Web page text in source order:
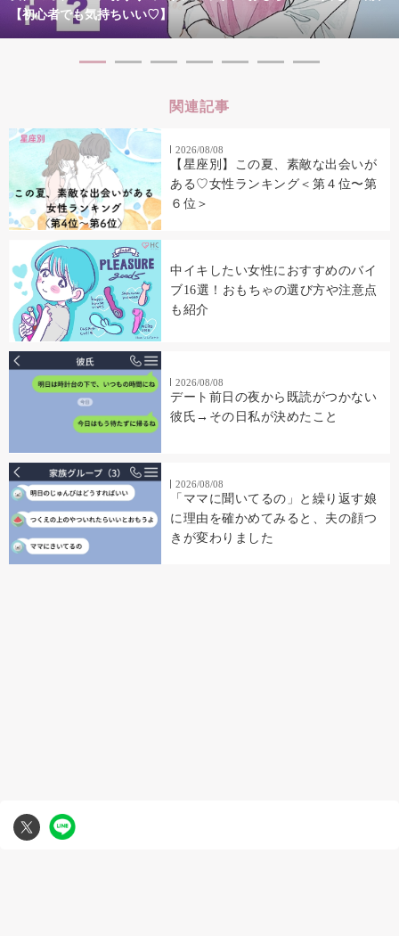
【初心者でも気持ちいい♡】
関連記事
2026/08/08
【星座別】この夏、素敵な出会いが
ある♡女性ランキング＜第４位〜第
６位＞
中イキしたい女性におすすめのバイ
ブ16選！おもちゃの選び方や注意点
も紹介
2026/08/08
デート前日の夜から既読がつかない
彼氏→その日私が決めたこと
2026/08/08
「ママに聞いてるの」と繰り返す娘
に理由を確かめてみると、夫の顔つ
きが変わりました